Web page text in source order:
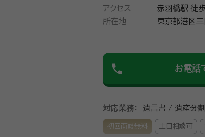
アクセス
赤羽橋駅 徒
所在地
東京都港区
phone お電話
対応業務： 遺言書 / 遺産分
初回面談無料 土日相談可